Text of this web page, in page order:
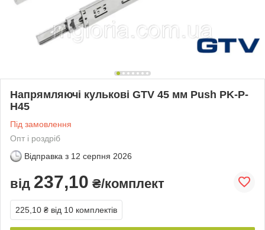
Напрямляючі кулькові GTV 45 мм Push PK-P-
H45
Під замовлення
Опт і роздріб
Відправка з 12 серпня 2026
від 237,10 ₴/комплект
225,10 ₴ від 10 комплектів